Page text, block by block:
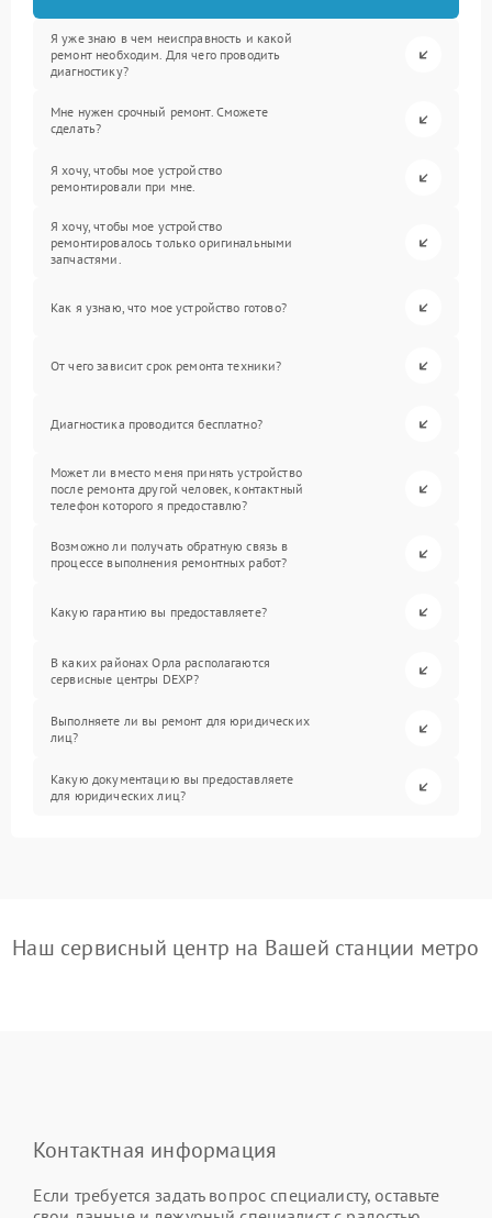
Я уже знаю в чем неисправность и какой
ремонт необходим. Для чего проводить
диагностику?
Мне нужен срочный ремонт. Сможете
сделать?
Я хочу, чтобы мое устройство
ремонтировали при мне.
Я хочу, чтобы мое устройство
ремонтировалось только оригинальными
запчастями.
Как я узнаю, что мое устройство готово?
От чего зависит срок ремонта техники?
Диагностика проводится бесплатно?
Может ли вместо меня принять устройство
после ремонта другой человек, контактный
телефон которого я предоставлю?
Возможно ли получать обратную связь в
процессе выполнения ремонтных работ?
Какую гарантию вы предоставляете?
В каких районах Орла располагаются
сервисные центры DEXP?
Выполняете ли вы ремонт для юридических
лиц?
Какую документацию вы предоставляете
для юридических лиц?
Наш сервисный центр на Вашей станции метро
Контактная информация
Если требуется задать вопрос специалисту, оставьте